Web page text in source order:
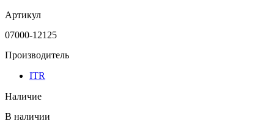
Артикул
07000-12125
Производитель
ITR
Наличие
В наличии